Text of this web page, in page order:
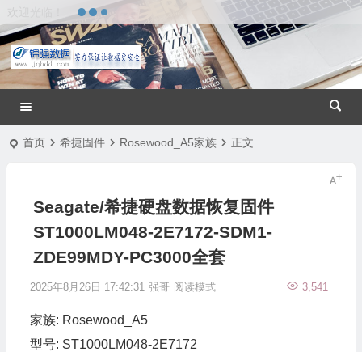
首页 希捷固件 Rosewood_A5家族 正文
Seagate/希捷硬盘数据恢复固件
ST1000LM048-2E7172-SDM1-
ZDE99MDY-PC3000全套
2025年8月26日 17:42:31 强哥 3,541
阅读模式
家族: Rosewood_A5
型号: ST1000LM048-2E7172